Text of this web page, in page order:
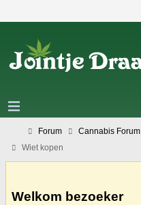
Forum Cannabis Forum
Wiet kopen
Welkom bezoeker